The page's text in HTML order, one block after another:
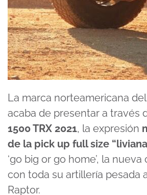
La marca norteamericana
acaba de presentar a través
1500 TRX 2021, la expresión
de la pick up full size
‘go big or go home’, la
con toda su artillería pesada
Raptor.